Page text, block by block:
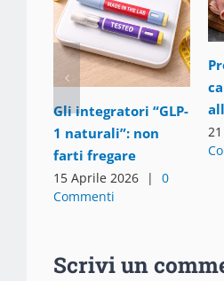
Gli integratori “GLP-
1 naturali”: non
farti fregare
15 Aprile 2026 |
0
Commenti
Scrivi un